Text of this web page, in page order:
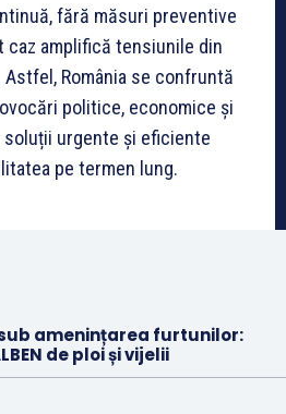
fără măsuri preventive
caz amplifică tensiunile din
România se confruntă
politice, economice și
urgente și eficiente
pe termen lung.
sub amenințarea furtunilor:
de ploi și vijelii